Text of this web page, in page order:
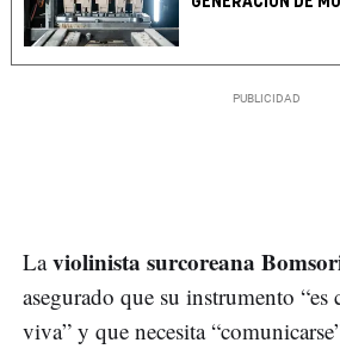
Laviolinista surcoreana
asegurado que su instrumento “es
viva” y que necesita